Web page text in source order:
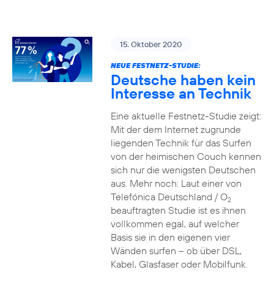
15. Oktober 2020
NEUE FESTNETZ-STUDIE:
Deutsche haben kein
Interesse an Technik
Eine aktuelle Festnetz-Studie zeigt:
Mit der dem Internet zugrunde
liegenden Technik für das Surfen
von der heimischen Couch kennen
sich nur die wenigsten Deutschen
aus. Mehr noch: Laut einer von
Telefónica Deutschland / O2
beauftragten Studie ist es ihnen
vollkommen egal, auf welcher
Basis sie in den eigenen vier
Wänden surfen – ob über DSL,
Kabel, Glasfaser oder Mobilfunk.